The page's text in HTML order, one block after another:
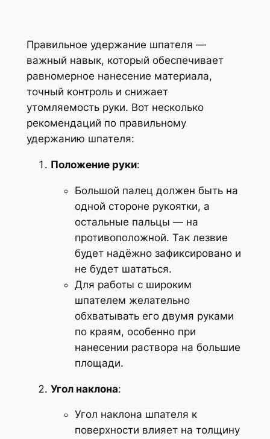
Правильное удержание шпателя —
важный навык, который обеспечивает
равномерное нанесение материала,
точный контроль и снижает
утомляемость руки. Вот несколько
рекомендаций по правильному
удержанию шпателя:
Положение руки:
Большой палец должен быть на
одной стороне рукоятки, а
остальные пальцы — на
противоположной. Так лезвие
будет надёжно зафиксировано и
не будет шататься.
Для работы с широким
шпателем желательно
обхватывать его двумя руками
по краям, особенно при
нанесении раствора на большие
площади.
Угол наклона:
Угол наклона шпателя к
поверхности влияет на толщину